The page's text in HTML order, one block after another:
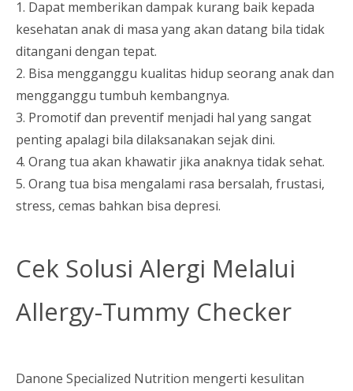
1. Dapat memberikan dampak kurang baik kepada
kesehatan anak di masa yang akan datang bila tidak
ditangani dengan tepat.
2. Bisa mengganggu kualitas hidup seorang anak dan
mengganggu tumbuh kembangnya.
3. Promotif dan preventif menjadi hal yang sangat
penting apalagi bila dilaksanakan sejak dini.
4. Orang tua akan khawatir jika anaknya tidak sehat.
5. Orang tua bisa mengalami rasa bersalah, frustasi,
stress, cemas bahkan bisa depresi.
Cek Solusi Alergi Melalui
Allergy-Tummy Checker
Danone Specialized Nutrition mengerti kesulitan